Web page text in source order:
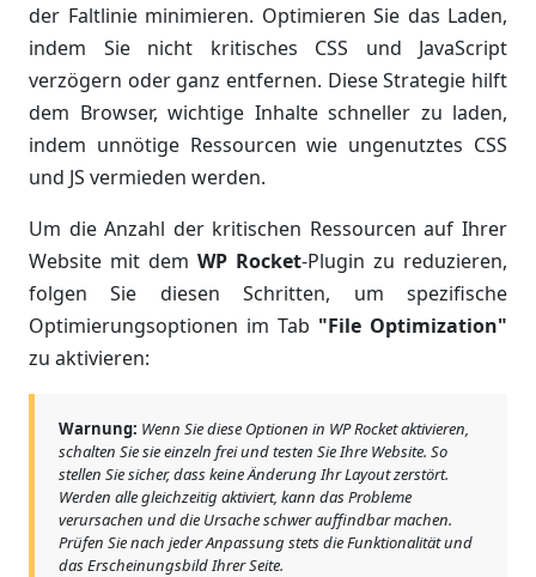
der Faltlinie minimieren. Optimieren Sie das Laden,
indem Sie nicht kritisches CSS und JavaScript
verzögern oder ganz entfernen. Diese Strategie hilft
dem Browser, wichtige Inhalte schneller zu laden,
indem unnötige Ressourcen wie ungenutztes CSS
und JS vermieden werden.
Um die Anzahl der kritischen Ressourcen auf Ihrer
Website mit dem WP Rocket-Plugin zu reduzieren,
folgen Sie diesen Schritten, um spezifische
Optimierungsoptionen im Tab "File Optimization"
zu aktivieren:
Warnung: Wenn Sie diese Optionen in WP Rocket aktivieren,
schalten Sie sie einzeln frei und testen Sie Ihre Website. So
stellen Sie sicher, dass keine Änderung Ihr Layout zerstört.
Werden alle gleichzeitig aktiviert, kann das Probleme
verursachen und die Ursache schwer auffindbar machen.
Prüfen Sie nach jeder Anpassung stets die Funktionalität und
das Erscheinungsbild Ihrer Seite.